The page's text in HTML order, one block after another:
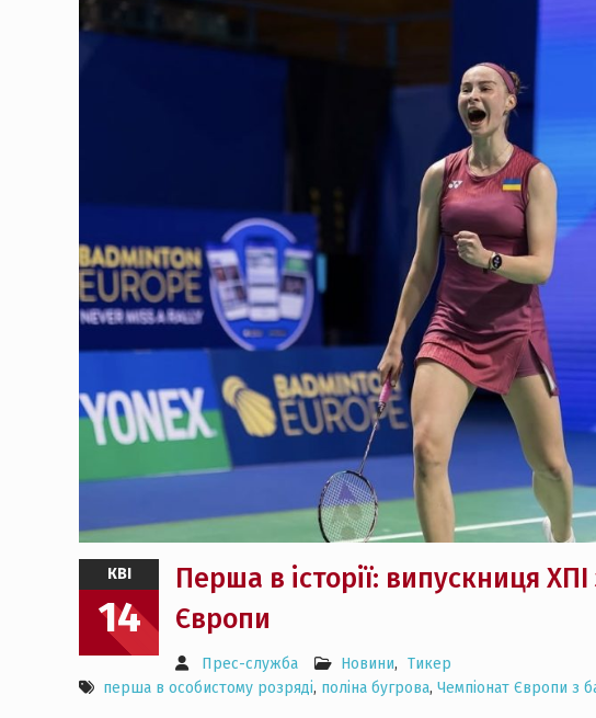
КВІ
14
Перша в історії: випускниця
Європи
Прес-служба Новини, Тикер
перша в особистому розряді, поліна бугрова, Чемпіонат Європи з